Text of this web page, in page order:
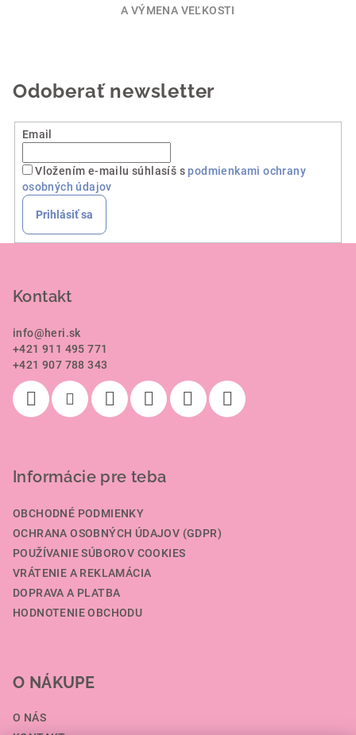
A VÝMENA VEĽKOSTI
Odoberať newsletter
Email
Vložením e-mailu súhlasíš spodmienkami ochrany
osobných údajov
Prihlásiť sa
Kontakt
info@heri.sk
+421 911 495 771
+421 907 788 343
Informácie pre teba
OBCHODNÉ PODMIENKY
OCHRANA OSOBNÝCH ÚDAJOV (GDPR)
POUŽÍVANIE SÚBOROV COOKIES
VRÁTENIE A REKLAMÁCIA
DOPRAVA A PLATBA
HODNOTENIE OBCHODU
O NÁKUPE
O NÁS